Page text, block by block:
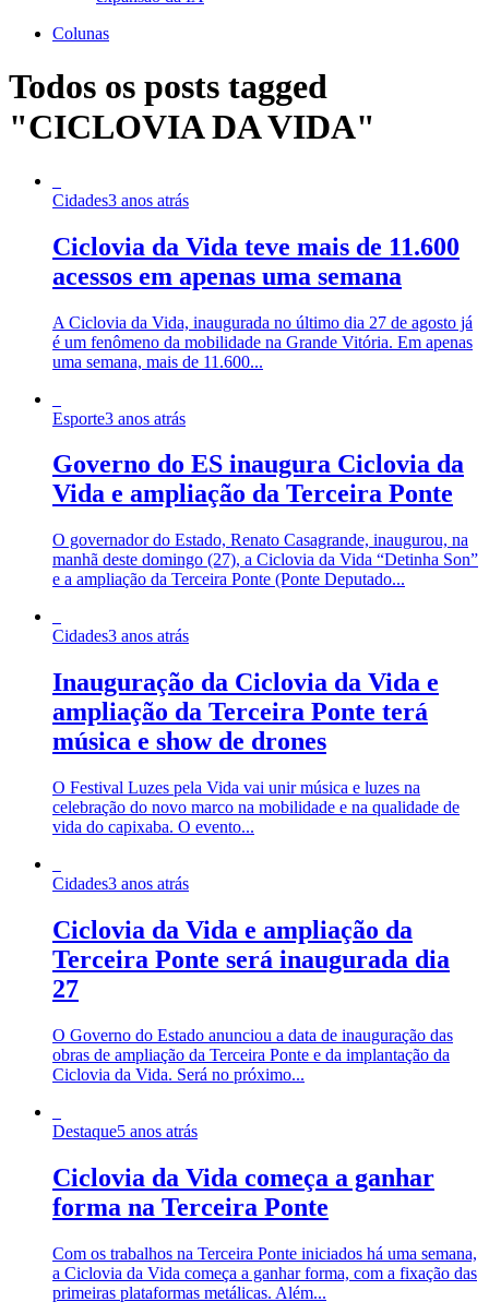
Colunas
Todos os posts tagged
"CICLOVIA DA VIDA"
Cidades3 anos atrás
Ciclovia da Vida teve mais de 11.600
acessos em apenas uma semana
A Ciclovia da Vida, inaugurada no último dia 27 de agosto já
é um fenômeno da mobilidade na Grande Vitória. Em apenas
uma semana, mais de 11.600...
Esporte3 anos atrás
Governo do ES inaugura Ciclovia da
Vida e ampliação da Terceira Ponte
O governador do Estado, Renato Casagrande, inaugurou, na
manhã deste domingo (27), a Ciclovia da Vida “Detinha Son”
e a ampliação da Terceira Ponte (Ponte Deputado...
Cidades3 anos atrás
Inauguração da Ciclovia da Vida e
ampliação da Terceira Ponte terá
música e show de drones
O Festival Luzes pela Vida vai unir música e luzes na
celebração do novo marco na mobilidade e na qualidade de
vida do capixaba. O evento...
Cidades3 anos atrás
Ciclovia da Vida e ampliação da
Terceira Ponte será inaugurada dia
27
O Governo do Estado anunciou a data de inauguração das
obras de ampliação da Terceira Ponte e da implantação da
Ciclovia da Vida. Será no próximo...
Destaque5 anos atrás
Ciclovia da Vida começa a ganhar
forma na Terceira Ponte
Com os trabalhos na Terceira Ponte iniciados há uma semana,
a Ciclovia da Vida começa a ganhar forma, com a fixação das
primeiras plataformas metálicas. Além...